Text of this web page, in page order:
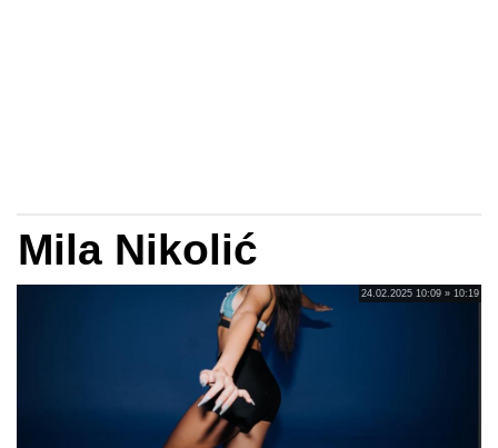
Mila Nikolić
24.02.2025 10:09 » 10:19